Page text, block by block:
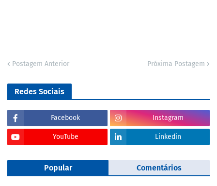
Postagem Anterior Próxima Postagem
Redes Sociais
Facebook Instagram
YouTube Linkedin
Popular Comentários